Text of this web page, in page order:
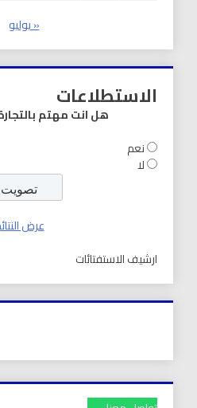
« يوليو
الاستطلاعات
هل انت مهتم
نعم
لا
عرض
ارشيف الاستفتائات